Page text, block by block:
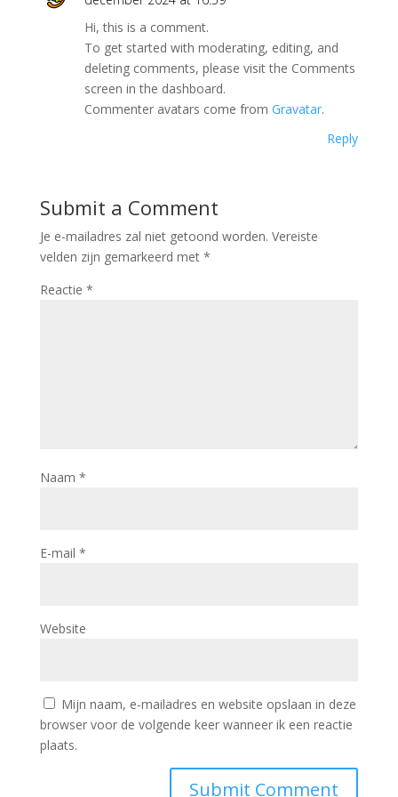
Hi, this is a comment.
To get started with moderating, editing, and
deleting comments, please visit the Comments
screen in the dashboard.
Commenter avatars come from Gravatar.
Reply
Submit a Comment
Je e-mailadres zal niet getoond worden. Vereiste
velden zijn gemarkeerd met *
Reactie *
Naam *
E-mail *
Website
Mijn naam, e-mailadres en website opslaan in deze
browser voor de volgende keer wanneer ik een reactie
plaats.